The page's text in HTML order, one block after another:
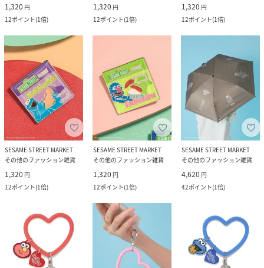
1,320 円
12ポイント(1倍)
1,320 円
12ポイント(1倍)
1,320 円
12ポイント(1倍)
SESAME STREET MARKET
その他のファッション雑貨
1,320 円
12ポイント(1倍)
SESAME STREET MARKET
その他のファッション雑貨
1,320 円
12ポイント(1倍)
SESAME STREET MARKET
その他のファッション雑貨
4,620 円
42ポイント(1倍)